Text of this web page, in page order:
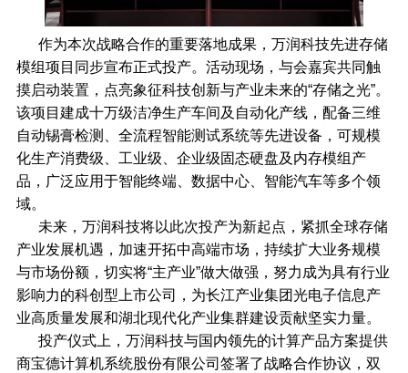
作为本次战略合作的重要落地成果，万润科技先进存储
模组项目同步宣布正式投产。活动现场，与会嘉宾共同触
摸启动装置，点亮象征科技创新与产业未来的“存储之光”。
该项目建成十万级洁净生产车间及自动化产线，配备三维
自动锡膏检测、全流程智能测试系统等先进设备，可规模
化生产消费级、工业级、企业级固态硬盘及内存模组产
品，广泛应用于智能终端、数据中心、智能汽车等多个领
域。
未来，万润科技将以此次投产为新起点，紧抓全球存储
产业发展机遇，加速开拓中高端市场，持续扩大业务规模
与市场份额，切实将“主产业”做大做强，努力成为具有行业
影响力的科创型上市公司，为长江产业集团光电子信息产
业高质量发展和湖北现代化产业集群建设贡献坚实力量。
投产仪式上，万润科技与国内领先的计算产品方案提供
商宝德计算机系统股份有限公司签署了战略合作协议，双